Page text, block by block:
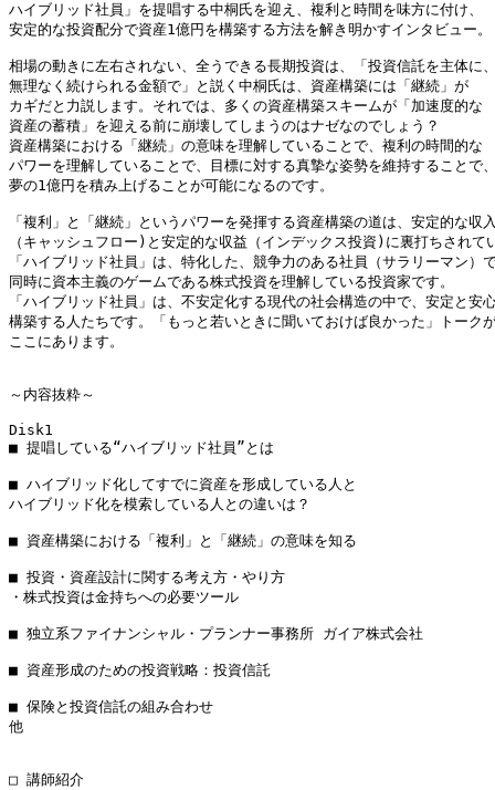
ハイブリッド社員」を提唱する中桐氏を迎え、複利と時間を味方に付け、
安定的な投資配分で資産1億円を構築する方法を解き明かすインタビュー。
相場の動きに左右されない、全うできる長期投資は、「投資信託を主体に
無理なく続けられる金額で」と説く中桐氏は、資産構築には「継続」が
カギだと力説します。それでは、多くの資産構築スキームが「加速度的な
資産の蓄積」を迎える前に崩壊してしまうのはナゼなのでしょう？
資産構築における「継続」の意味を理解していることで、複利の時間的な
パワーを理解していることで、目標に対する真摯な姿勢を維持することで
夢の1億円を積み上げることが可能になるのです。
「複利」と「継続」というパワーを発揮する資産構築の道は、安定的な収
（キャッシュフロー)と安定的な収益（インデックス投資)に裏打ちされて
「ハイブリッド社員」は、特化した、競争力のある社員（サラリーマン）
同時に資本主義のゲームである株式投資を理解している投資家です。
「ハイブリッド社員」は、不安定化する現代の社会構造の中で、安定と安
構築する人たちです。「もっと若いときに聞いておけば良かった」トーク
ここにあります。
～内容抜粋～
Disk1
■ 提唱している“ハイブリッド社員”とは
■ ハイブリッド化してすでに資産を形成している人と
ハイブリッド化を模索している人との違いは？
■ 資産構築における「複利」と「継続」の意味を知る
■ 投資・資産設計に関する考え方・やり方
・株式投資は金持ちへの必要ツール
■ 独立系ファイナンシャル・プランナー事務所 ガイア株式会社
■ 資産形成のための投資戦略：投資信託
■ 保険と投資信託の組み合わせ
他
□ 講師紹介